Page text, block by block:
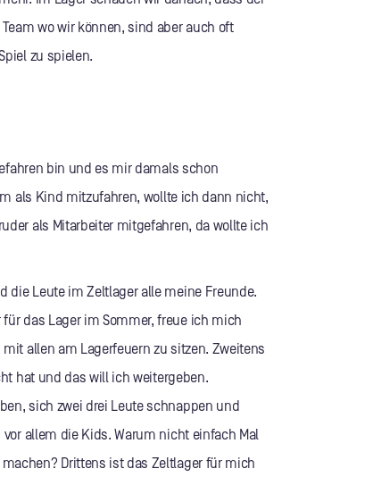
wo wir können, sind aber auch oft
zu spielen.
bin und es mir damals schon
als Kind mitzufahren, wollte ich dann nicht,
als Mitarbeiter mitgefahren, da wollte ich
die Leute im Zeltlager alle meine Freunde.
das Lager im Sommer, freue ich mich
allen am Lagerfeuern zu sitzen. Zweitens
hat und das will ich weitergeben.
sich zwei drei Leute schnappen und
allem die Kids. Warum nicht einfach Mal
Drittens ist das Zeltlager für mich